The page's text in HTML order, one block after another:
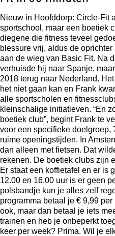
Nieuw in Hoofddorp: Circle-Fit
sportschool, maar een boetiek
diegene die fitness teveel
blessure vrij, aldus de
aan de wieg van Basic Fit. Na
verhuisde hij naar Spanje,
2018 terug naar Nederland.
het niet gaan kan en Frank
alle sportscholen en
kleinschalige initiatieven. “En
boetiek club”, begint Frank te
voor een specifieke doelgroep,
ruime openingstijden. In
dan alleen met fietsen. Dat
rekenen. De boetiek clubs zijn
Er staat een koffietafel en er is
12.00 en 16.00 uur is er geen
polsbandje kun je alles zelf
programma betaal je € 9,99
ook, maar dan betaal je iets
trainen en heb je onbeperkt
keer per week? Prima. Wil je